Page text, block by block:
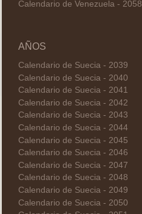
Calendario de Venezuela - 2058
AÑOS
Calendario de Suecia - 2039
Calendario de Suecia - 2040
Calendario de Suecia - 2041
Calendario de Suecia - 2042
Calendario de Suecia - 2043
Calendario de Suecia - 2044
Calendario de Suecia - 2045
Calendario de Suecia - 2046
Calendario de Suecia - 2047
Calendario de Suecia - 2048
Calendario de Suecia - 2049
Calendario de Suecia - 2050